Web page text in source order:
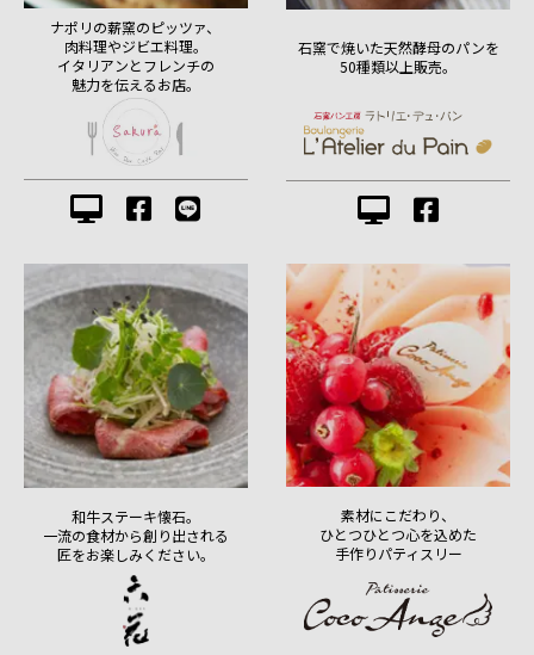
ナポリの薪窯のピッツァ、
肉料理やジビエ料理。
イタリアンとフレンチの
魅力を伝えるお店。
石窯で焼いた天然酵母のパンを
50種類以上販売。
和牛ステーキ懐石。
一流の食材から創り出される
匠をお楽しみください。
素材にこだわり、
ひとつひとつ心を込めた
手作りパティスリー